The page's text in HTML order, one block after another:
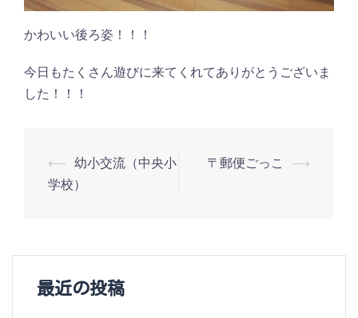
かわいい後ろ姿！！！
今日もたくさん遊びに来てくれてありがとうございま
した！！！
投
稿
ビ
ゲ
⟵ 幼小交流（中央小
学校）
〒郵便ごっこ ⟶
最近の投稿